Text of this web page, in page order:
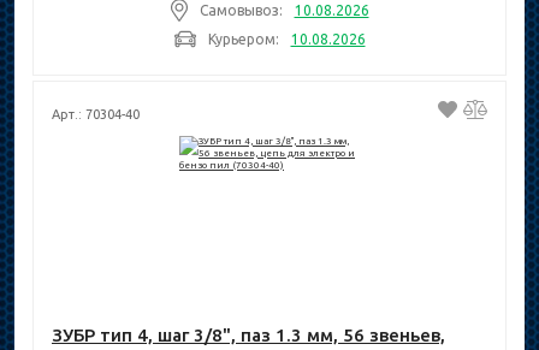
Самовывоз:
10.08.2026
Курьером:
10.08.2026
Арт.: 70304-40
ЗУБР тип 4, шаг 3/8", паз 1.3 мм, 56 звеньев,